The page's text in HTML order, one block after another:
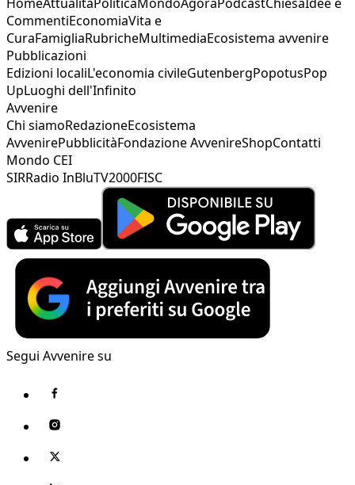
CommentiEconomiaVita e
CuraFamigliaRubricheMultimediaEcosistema avvenire
Pubblicazioni
Edizioni localiL'economia civileGutenbergPopotusPop
UpLuoghi dell'Infinito
Avvenire
Chi siamoRedazioneEcosistema
AvvenirePubblicitàFondazione AvvenireShopContatti
Mondo CEI
SIRRadio InBluTV2000FISC
Segui Avvenire su